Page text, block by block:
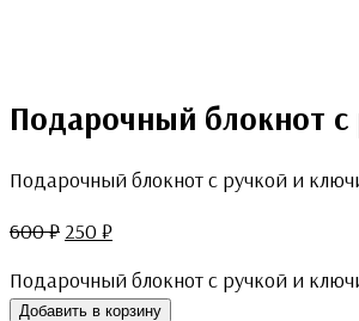
Подарочный блокнот
Подарочный блокнот с ручкой и
600₽ 250 ₽
Подарочный блокнот с ручкой и
Добавить в корзину